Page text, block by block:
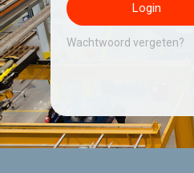
Wachtwoord vergeten?